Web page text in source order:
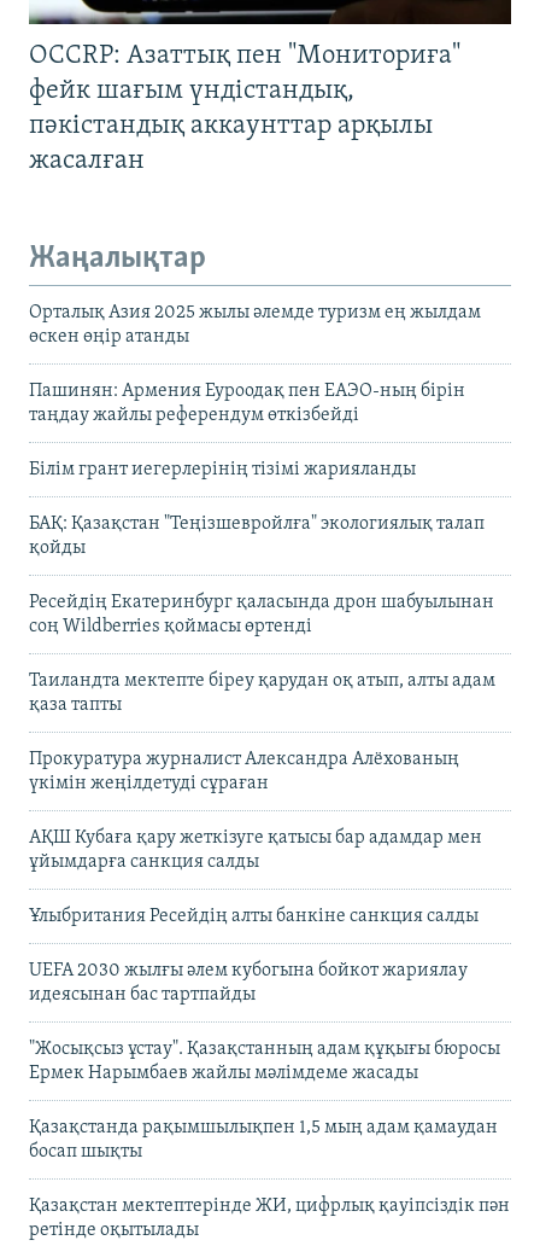
OCCRP: Азаттық пен "Мониториға"
фейк шағым үндістандық,
пәкістандық аккаунттар арқылы
жасалған
Жаңалықтар
Орталық Азия 2025 жылы әлемде туризм ең жылдам
өскен өңір атанды
Пашинян: Армения Еуроодақ пен ЕАЭО-ның бірін
таңдау жайлы референдум өткізбейді
Білім грант иегерлерінің тізімі жарияланды
БАҚ: Қазақстан "Теңізшевройлға" экологиялық талап
қойды
Ресейдің Екатеринбург қаласында дрон шабуылынан
соң Wildberries қоймасы өртенді
Таиландта мектепте біреу қарудан оқ атып, алты адам
қаза тапты
Прокуратура журналист Александра Алёхованың
үкімін жеңілдетуді сұраған
АҚШ Кубаға қару жеткізуге қатысы бар адамдар мен
ұйымдарға санкция салды
Ұлыбритания Ресейдің алты банкіне санкция салды
UEFA 2030 жылғы әлем кубогына бойкот жариялау
идеясынан бас тартпайды
"Жосықсыз ұстау". Қазақстанның адам құқығы бюросы
Ермек Нарымбаев жайлы мәлімдеме жасады
Қазақстанда рақымшылықпен 1,5 мың адам қамаудан
босап шықты
Қазақстан мектептерінде ЖИ, цифрлық қауіпсіздік пән
ретінде оқытылады